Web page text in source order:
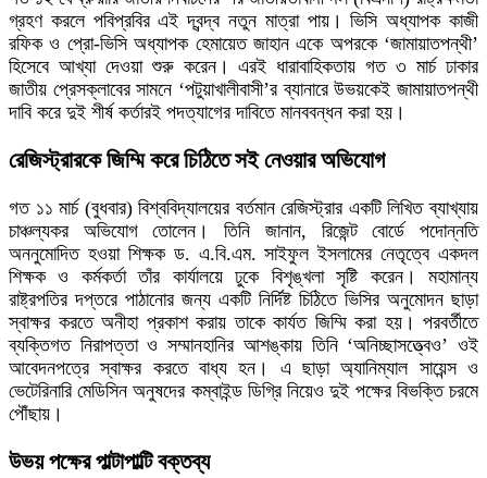
গ্রহণ করলে পবিপ্রবির এই দ্বন্দ্ব নতুন মাত্রা পায়। ভিসি অধ্যাপক কাজী
রফিক ও প্রো-ভিসি অধ্যাপক হেমায়েত জাহান একে অপরকে ‘জামায়াতপন্থী’
হিসেবে আখ্যা দেওয়া শুরু করেন। এরই ধারাবাহিকতায় গত ৩ মার্চ ঢাকার
জাতীয় প্রেসক্লাবের সামনে ‘পটুয়াখালীবাসী’র ব্যানারে উভয়কেই জামায়াতপন্থী
দাবি করে দুই শীর্ষ কর্তারই পদত্যাগের দাবিতে মানববন্ধন করা হয়।
রেজিস্ট্রারকে জিম্মি করে চিঠিতে সই নেওয়ার অভিযোগ
গত ১১ মার্চ (বুধবার) বিশ্ববিদ্যালয়ের বর্তমান রেজিস্ট্রার একটি লিখিত ব্যাখ্যায়
চাঞ্চল্যকর অভিযোগ তোলেন। তিনি জানান, রিজেন্ট বোর্ডে পদোন্নতি
অননুমোদিত হওয়া শিক্ষক ড. এ.বি.এম. সাইফুল ইসলামের নেতৃত্বে একদল
শিক্ষক ও কর্মকর্তা তাঁর কার্যালয়ে ঢুকে বিশৃঙ্খলা সৃষ্টি করেন। মহামান্য
রাষ্ট্রপতির দপ্তরে পাঠানোর জন্য একটি নির্দিষ্ট চিঠিতে ভিসির অনুমোদন ছাড়া
স্বাক্ষর করতে অনীহা প্রকাশ করায় তাকে কার্যত জিম্মি করা হয়। পরবর্তীতে
ব্যক্তিগত নিরাপত্তা ও সম্মানহানির আশঙ্কায় তিনি ‘অনিচ্ছাসত্ত্বেও’ ওই
আবেদনপত্রে স্বাক্ষর করতে বাধ্য হন। এ ছাড়া অ্যানিম্যাল সায়েন্স ও
ভেটেরিনারি মেডিসিন অনুষদের কম্বাইন্ড ডিগ্রি নিয়েও দুই পক্ষের বিভক্তি চরমে
পৌঁছায়।
উভয় পক্ষের পাল্টাপাল্টি বক্তব্য